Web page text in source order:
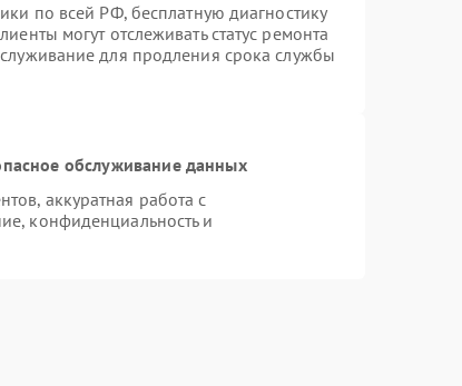
по всей РФ, бесплатную диагностику
могут отслеживать статус ремонта
для продления срока службы
обслуживание данных
аккуратная работа с
конфиденциальность и